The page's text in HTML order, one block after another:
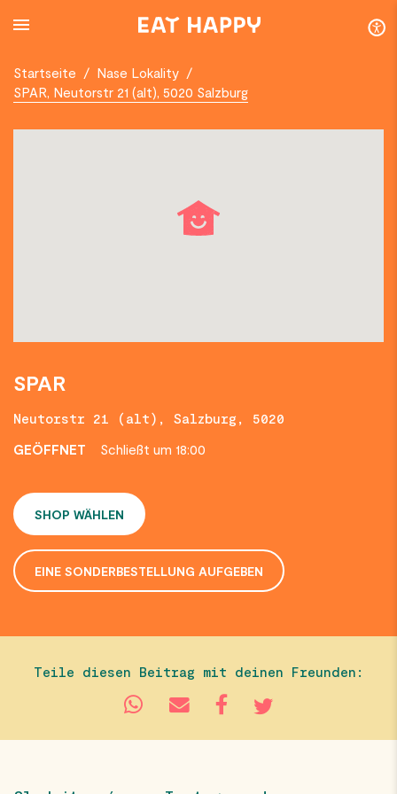
TO
Startseite / Nase Lokality /
SPAR, Neutorstr 21 (alt), 5020 Salzburg
SPAR
Neutorstr 21 (alt), Salzburg, 5020
GEÖFFNET
Schließt um 18:00
SHOP WÄHLEN
EINE SONDERBESTELLUNG AUFGEBEN
Teile diesen Beitrag mit deinen Freunden: